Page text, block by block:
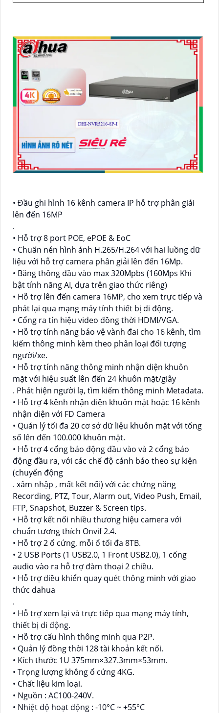
• Đầu ghi hình 16 kênh camera IP hỗ trợ phân giải
lên đến 16MP
.
• Hỗ trợ 8 port POE, ePOE & EoC
• Chuẩn nén hình ảnh H.265/H.264 với hai luồng dữ
liệu với hỗ trợ camera phân giải lên đến 16Mp.
• Băng thông đầu vào max 320Mpbs (160Mps Khi
bật tính năng AI, dựa trên giao thức riêng)
• Hỗ trợ lên đến camera 16MP, cho xem trực tiếp và
phát lại qua mạng máy tính thiết bị di động.
• Cổng ra tín hiệu video đồng thời HDMI/VGA.
• Hỗ trợ tính năng bảo vệ vành đai cho 16 kênh, tìm
kiếm thông minh kèm theo phân loại đối tượng
người/xe.
• Hỗ trợ tính năng thông minh nhận diện khuôn
mặt với hiệu suất lên đến 24 khuôn mặt/giây
. Phát hiện người lạ, tìm kiếm thông minh Metadata.
• Hỗ trợ 4 kênh nhận diện khuôn mặt hoặc 16 kênh
nhận diện với FD Camera
• Quản lý tối đa 20 cơ sở dữ liệu khuôn mặt với tổng
số lên đến 100.000 khuôn mặt.
• Hỗ trợ 4 cổng báo động đầu vào và 2 cổng báo
động đầu ra, với các chế độ cảnh báo theo sự kiện
(chuyển động
. xâm nhập , mất kết nối) với các chứng năng
Recording, PTZ, Tour, Alarm out, Video Push, Email,
FTP, Snapshot, Buzzer & Screen tips.
• Hỗ trợ kết nối nhiều thương hiệu camera với
chuẩn tương thích Onvif 2.4.
• Hỗ trợ 2 ổ cứng, mỗi ổ tối đa 8TB.
• 2 USB Ports (1 USB2.0, 1 Front USB2.0), 1 cổng
audio vào ra hỗ trợ đàm thoại 2 chiều.
• Hỗ trợ điều khiển quay quét thông minh với giao
thức dahua
.
• Hỗ trợ xem lại và trực tiếp qua mạng máy tính,
thiết bị di động.
• Hỗ trợ cấu hình thông minh qua P2P.
• Quản lý đồng thời 128 tài khoản kết nối.
• Kích thước 1U 375mm×327.3mm×53mm.
• Trọng lượng không ổ cứng 4KG.
• Chất liệu kim loại.
• Nguồn : AC100-240V.
• Nhiệt độ hoạt động : -10°C ~ +55°C